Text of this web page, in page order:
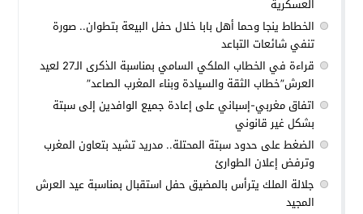
العسكرية
الخطاط ينجا وحما أهل بابا خلال حفل البيعة بتطوان.. صورة
تنفي شائعات التباعد
قراءة في الخطاب الملكي السامي بمناسبة الذكرى الـ27 لعيد
العرش”خطاب الثقة والسيادة وبناء المغرب الصاعد”
اتفاق مغربي-إسباني على إعادة جميع الوافدين إلى سبتة
بشكل غير قانوني
الضغط على حدود سبتة المحتلة.. مدريد تشيد بتعاون المغرب
وترفض إعلان الطوارئ
جلالة الملك يترأس بالمضيق حفل استقبال بمناسبة عيد العرش
المجيد